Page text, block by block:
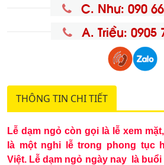
C. Như: 090
A. Triều: 0905
THÔNG TIN CHI TIẾT
Lễ dạm ngỏ còn gọi là lễ xem
là một nghi lễ trong phong tục
Việt. Lễ dạm ngỏ ngày nay là